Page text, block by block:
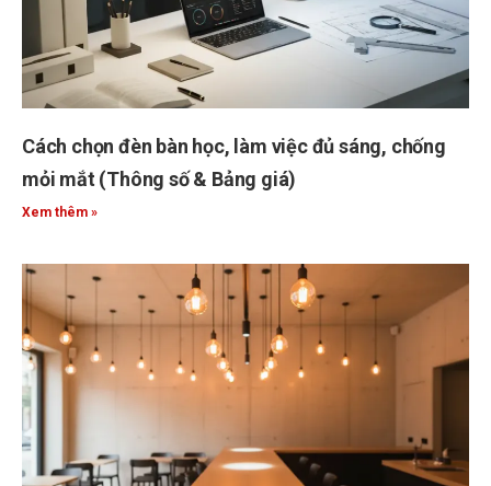
Cách chọn đèn bàn học, làm việc đủ sáng, chống
mỏi mắt (Thông số & Bảng giá)
Xem thêm »